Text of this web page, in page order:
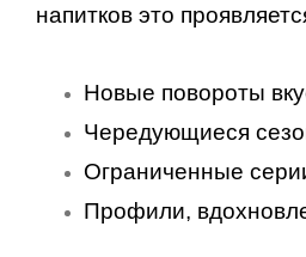
напитков это
Новые повороты
Чередующиеся
Ограниченные
Профили,